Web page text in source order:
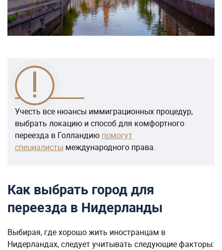
Учесть все нюансы иммиграционных процедур,
выбрать локацию и способ для комфортного
переезда в Голландию помогут
специалисты международного права.
Как выбрать город для
переезда в Нидерланды
Выбирая, где хорошо жить иностранцам в
Нидерландах, следует учитывать следующие факторы: